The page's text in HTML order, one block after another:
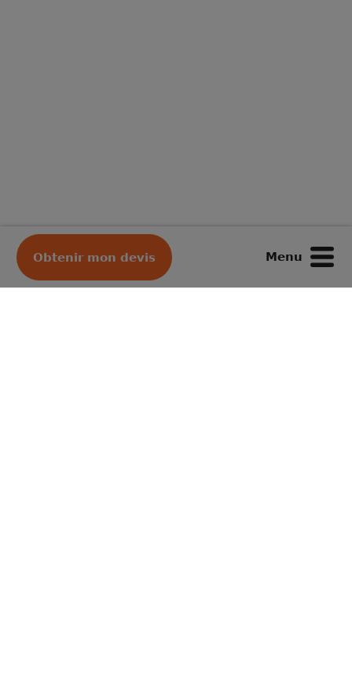
Obtenir mon devis Menu